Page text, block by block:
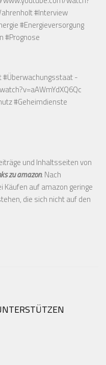
#Interview
#Energieversorgung
#Prognose
#Überwachungsstaat -
#Geheimdienste
und Inhaltsseiten von
zu amazon. Nach
Käufen auf amazon geringe
die sich nicht auf den